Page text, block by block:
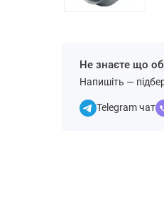
Не знаєте що
Напишіть —
Telegram чат